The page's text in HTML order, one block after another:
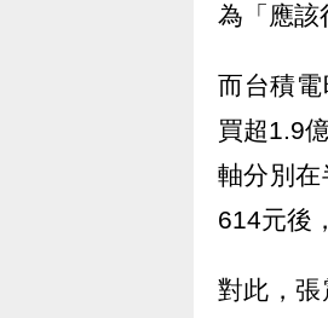
為「應該
而台積
買超1.9
軸分別
614元後
對此，